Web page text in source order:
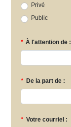
Privé
Public
* À l'attention de :
* De la part de :
* Votre courriel :